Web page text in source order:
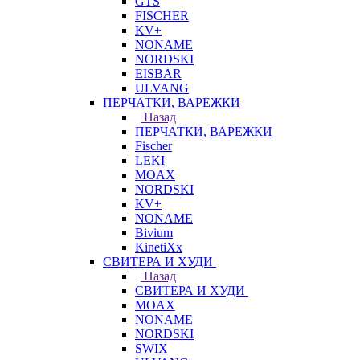
FISCHER
KV+
NONAME
NORDSKI
EISBAR
ULVANG
ПЕРЧАТКИ, ВАРЕЖКИ
Назад
ПЕРЧАТКИ, ВАРЕЖКИ
Fischer
LEKI
MOAX
NORDSKI
KV+
NONAME
Bivium
KinetiXx
СВИТЕРА И ХУДИ
Назад
СВИТЕРА И ХУДИ
MOAX
NONAME
NORDSKI
SWIX